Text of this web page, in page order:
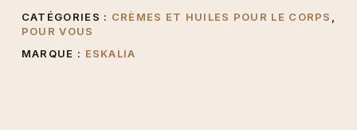
SESAMUM IDICUM OIL (HUILE DE SESAME) – MEL (MIEL:
CETYL ALCOHOL – PHENETHYL ALCOHOL.
CATÉGORIES : CRÈMES ET HUILES POUR LE CORPS
POUR VOUS
MARQUE : ESKALIA